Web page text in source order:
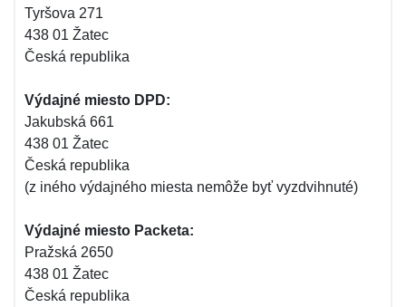
Tyršova 271
438 01 Žatec
Česká republika
Výdajné miesto DPD:
Jakubská 661
438 01 Žatec
Česká republika
(z iného výdajného miesta nemôže byť vyzdvihnuté)
Výdajné miesto Packeta:
Pražská 2650
438 01 Žatec
Česká republika